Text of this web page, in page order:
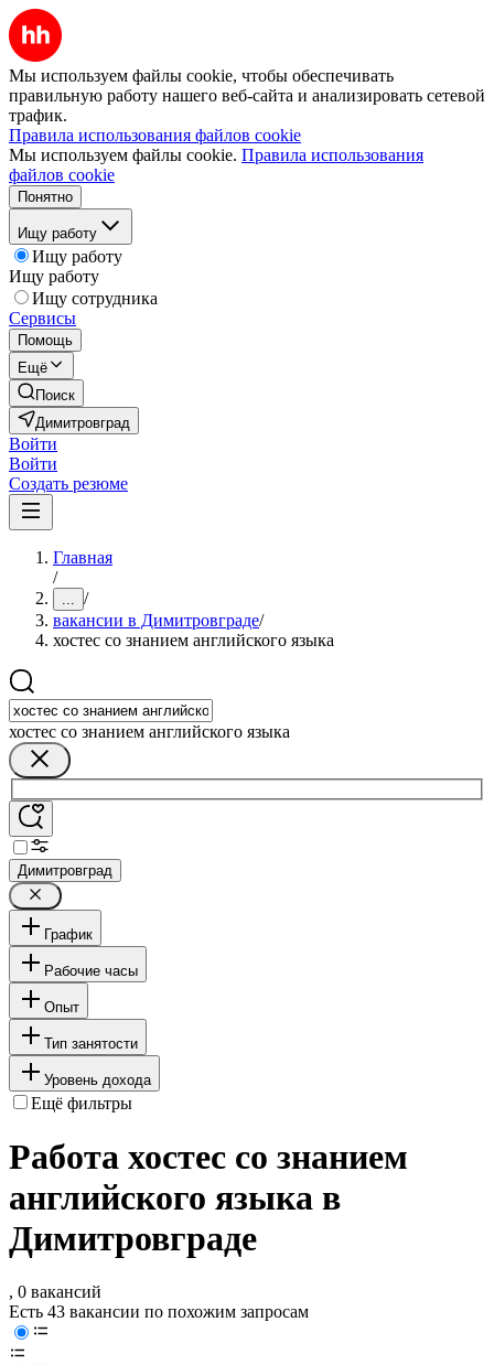
Мы используем файлы cookie, чтобы обеспечивать
правильную работу нашего веб-сайта и анализировать сетевой
трафик.
Правила использования файлов cookie
Мы используем файлы cookie. Правила использования
файлов cookie
Понятно
Ищу работу
Ищу работу
Ищу работу
Ищу сотрудника
Сервисы
Помощь
Ещё
Поиск
Димитровград
Войти
Войти
Создать резюме
Главная
/
... /
вакансии в Димитровграде/
хостес со знанием английского языка
хостес со знанием английского языка
Димитровград
График
Рабочие часы
Опыт
Тип занятости
Уровень дохода
Ещё фильтры
Работа хостес со знанием
английского языка в
Димитровграде
, 0 вакансий
Есть 43 вакансии по похожим запросам